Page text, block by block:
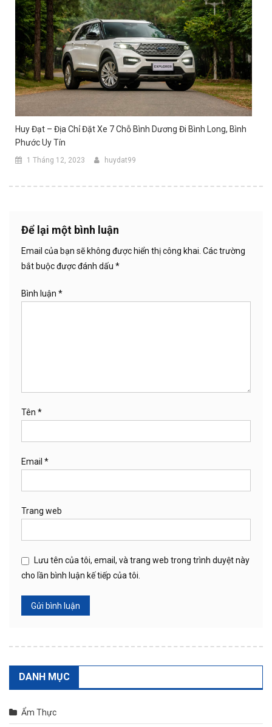
Huy Đạt – Địa Chỉ Đặt Xe 7 Chỗ Bình Dương Đi Bình Long, Bình
Phước Uy Tín
1 Tháng 12, 2023 huydat99
Để lại một bình luận
Email của bạn sẽ không được hiển thị công khai. Các trường
bắt buộc được đánh dấu *
Bình luận *
Tên *
Email *
Trang web
Lưu tên của tôi, email, và trang web trong trình duyệt này
cho lần bình luận kế tiếp của tôi.
DANH MỤC
Ẩm Thực